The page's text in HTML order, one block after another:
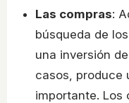
Las compras:
búsqueda de
una inversión
casos, produce
importante. Los